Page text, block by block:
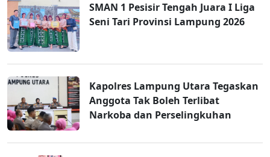
SMAN 1 Pesisir Tengah Juara I Liga
Seni Tari Provinsi Lampung 2026
Kapolres Lampung Utara Tegaskan
Anggota Tak Boleh Terlibat
Narkoba dan Perselingkuhan